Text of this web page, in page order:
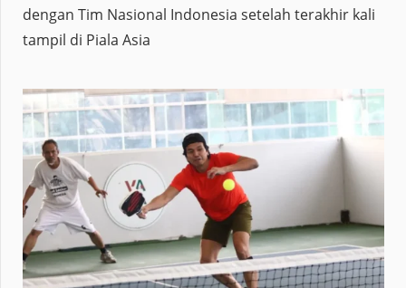
dengan Tim Nasional Indonesia setelah terakhir kali
tampil di Piala Asia